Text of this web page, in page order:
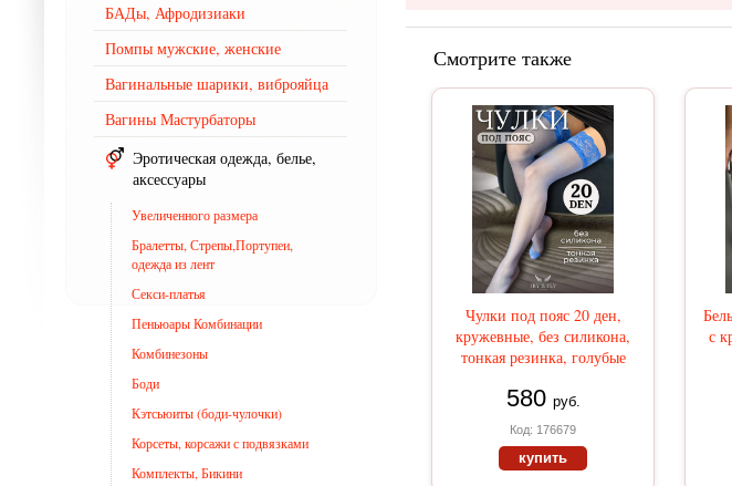
Смотрите также
Чулки под пояс 20 ден,
кружевные, без силикона,
тонкая резинка, голубые
580 руб.
Код: 176679
купить
с
БАДы, Афродизиаки
Помпы мужские, женские
Вагинальные шарики, виброяйца
Вагины Мастурбаторы
Эротическая одежда, белье,
аксессуары
Увеличенного размера
Бралетты, Стрепы,Портупеи,
одежда из лент
Секси-платья
Пеньюары Комбинации
Комбинезоны
Боди
Кэтсьюиты (боди-чулочки)
Корсеты, корсажи с подвязками
Комплекты, Бикини